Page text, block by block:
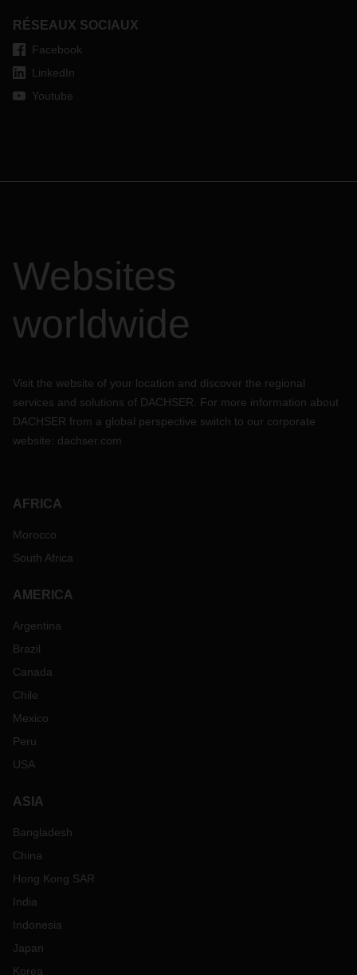
RÉSEAUX SOCIAUX
Facebook
LinkedIn
Youtube
Websites
worldwide
Visit the website of your location and discover the regional
services and solutions of DACHSER. For more information about
DACHSER from a global perspective switch to our corporate
website: dachser.com
AFRICA
Morocco
South Africa
AMERICA
Argentina
Brazil
Canada
Chile
Mexico
Peru
USA
ASIA
Bangladesh
China
Hong Kong SAR
India
Indonesia
Japan
Korea